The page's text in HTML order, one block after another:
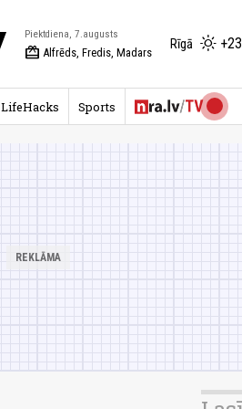
Piektdiena, 7.augusts
redeem Alfrēds, Fredis, Madars
Rīgā
LifeHacks Sports